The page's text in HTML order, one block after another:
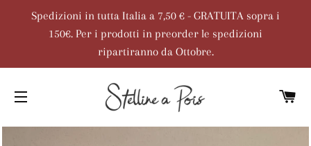
Spedizioni in tutta Italia a 7,50 € - GRATUITA sopra i
150€. Per i prodotti in preorder le spedizioni
ripartiranno da Ottobre.
NAVIGAZIONE DEL SITO